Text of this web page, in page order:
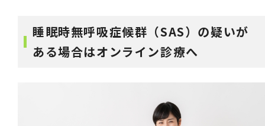
睡眠時無呼吸症候群（SAS）の疑いが
ある場合はオンライン診療へ